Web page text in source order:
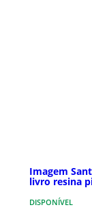
Imagem
livro resina
DISPONÍVEL